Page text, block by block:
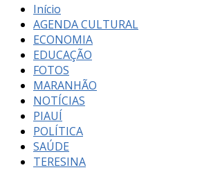
Início
AGENDA CULTURAL
ECONOMIA
EDUCAÇÃO
FOTOS
MARANHÃO
NOTÍCIAS
PIAUÍ
POLÍTICA
SAÚDE
TERESINA